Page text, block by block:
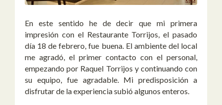
En este sentido he de decir que mi primera
impresión con el Restaurante Torrijos, el pasado
día 18 de febrero, fue buena. El ambiente del local
me agradó, el primer contacto con el personal,
empezando por Raquel Torrijos y continuando con
su equipo, fue agradable. Mi predisposición a
disfrutar de la experiencia subió algunos enteros.